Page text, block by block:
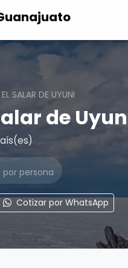
SALAR DE UYUNI
de
por persona
Cotizar por WhatsApp